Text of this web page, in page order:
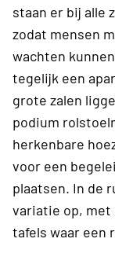
staan er bij alle
zodat mensen
wachten
tegelijk een
grote zalen
podium
herkenbare
voor een
plaatsen. In de
variatie op, met
tafels waar een